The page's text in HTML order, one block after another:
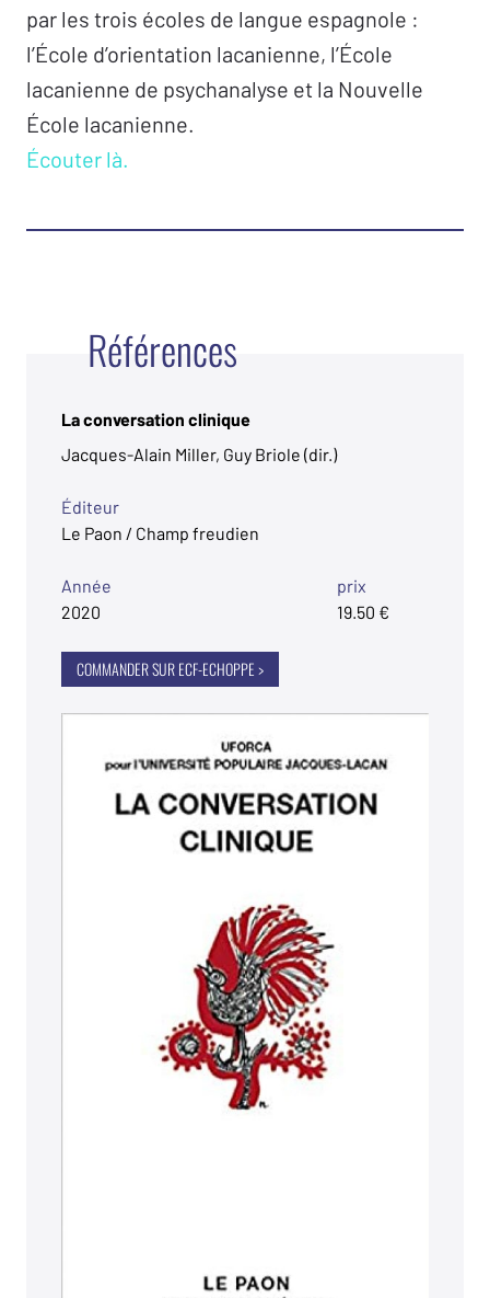
Références
La conversation clinique
Jacques-Alain Miller, Guy Briole (dir.)
Éditeur
Le Paon / Champ freudien
Année
2020
prix
19.50 €
COMMANDER SUR ECF-ECHOPPE >
par les trois écoles de langue espagnole :
l’École d’orientation lacanienne, l’École
lacanienne de psychanalyse et la Nouvelle
École lacanienne.
Écouter là.